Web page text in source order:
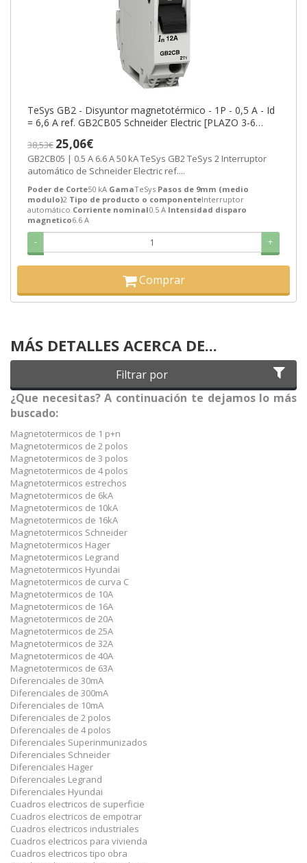
TeSys GB2 - Disyuntor magnetotérmico - 1P - 0,5 A - Id
= 6,6 A ref. GB2CB05 Schneider Electric [PLAZO 3-6
38,53€ 25,06€
GB2CB05 | 0.5 A 6.6 A 50 kA TeSys GB2 TeSys 2 Interruptor
automático de Schneider Electric ref....
Poder de Corte50 kA GamaTeSys Pasos de 9mm (medio
modulo)2 Tipo de producto o componenteInterruptor
automático Corriente nominal0.5 A Intensidad disparo
magnetico6.6 A
- +
Comprar
MÁS DETALLES ACERCA DE...
Filtrar por
¿Que necesitas? A continuación te dejamos lo más
buscado:
Magnetotermicos de 1 p+n
Magnetotermicos de 2 polos
Magnetotermicos de 3 polos
Magnetotermicos de 4 polos
Magnetotermicos estrechos
Magnetotermicos de 6kA
Magnetotermicos de 10kA
Magnetotermicos de 16kA
Magnetotermicos Schneider
Magnetotermicos Hager
Magnetotermicos Legrand
Magnetotermicos Hyundai
Magnetotermicos de curva C
Magnetotermicos de 10A
Magnetotermicos de 16A
Magnetotermicos de 20A
Magnetotermicos de 25A
Magnetotermicos de 32A
Magnetotermicos de 40A
Magnetotermicos de 63A
Diferenciales de 30mA
Diferenciales de 300mA
Diferenciales de 10mA
Diferenciales de 2 polos
Diferenciales de 4 polos
Diferenciales Superinmunizados
Diferenciales Schneider
Diferenciales Hager
Diferenciales Legrand
Diferenciales Hyundai
Cuadros electricos de superficie
Cuadros electricos de empotrar
Cuadros electricos industriales
Cuadros electricos para vivienda
Cuadros electricos tipo obra